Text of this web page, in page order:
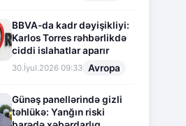
BBVA-da kadr dəyişikliyi:
Karlos Torres rəhbərlikdə
ciddi islahatlar aparır
30.İyul.2026 09:33 Avropa
Günəş panellərində gizli
təhlükə: Yanğın riski